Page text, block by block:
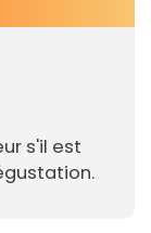
s'il est